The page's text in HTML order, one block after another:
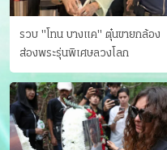
รวบ "โทน บางแค" ตุ๋นขายกล้อง
ส่องพระรุ่นพิเศษลวงโลก